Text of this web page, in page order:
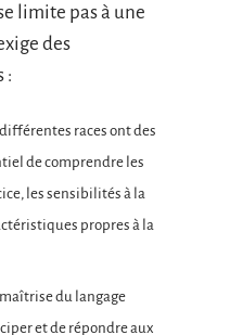
limite pas à une
des
:
différentes races ont des
de comprendre les
les sensibilités à la
propres à la
maîtrise du langage
et de répondre aux